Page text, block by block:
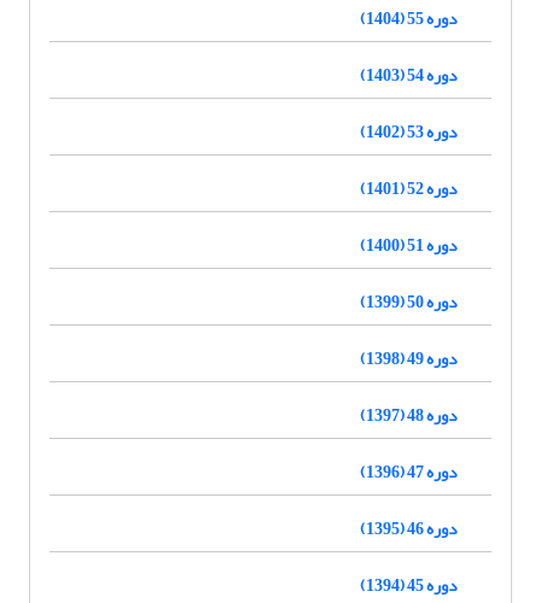
دوره 55 (1404)
دوره 54 (1403)
دوره 53 (1402)
دوره 52 (1401)
دوره 51 (1400)
دوره 50 (1399)
دوره 49 (1398)
دوره 48 (1397)
دوره 47 (1396)
دوره 46 (1395)
دوره 45 (1394)